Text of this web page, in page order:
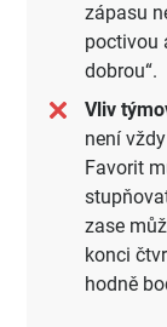
zápasu
poctivou
dobrou“.
Vliv
není
Favorit
zase
konci
hodně